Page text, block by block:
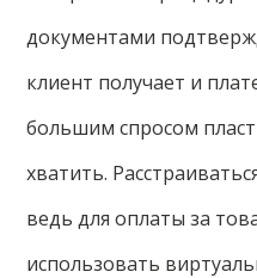
документами
клиент получает и
большим спросом
хватить.
ведь для оплаты за
использовать